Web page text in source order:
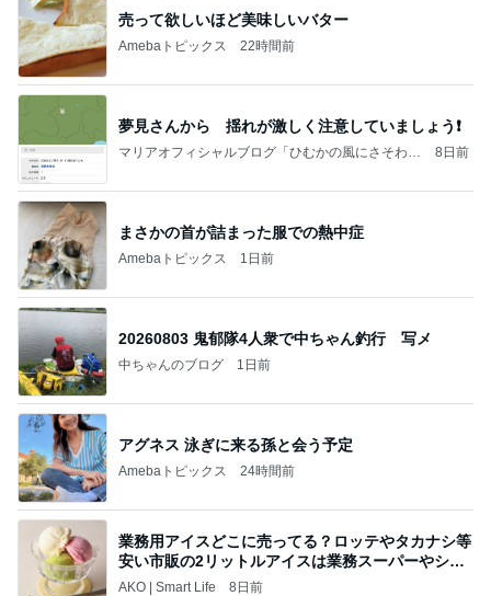
売って欲しいほど美味しいバター
Amebaトピックス 22時間前
夢見さんから 揺れが激しく注意していましょう❗️
マリアオフィシャルブログ「ひむかの風にさそわれ
8日前
まさかの首が詰まった服での熱中症
Amebaトピックス 1日前
20260803 鬼郁隊4人衆で中ちゃん釣行 写メ
中ちゃんのブログ 1日前
アグネス 泳ぎに来る孫と会う予定
Amebaトピックス 24時間前
業務用アイスどこに売ってる？ロッテやタカナシ等
安い市販の2リットルアイスは業務スーパーやシャ
トレ
AKO | Smart Life 8日前